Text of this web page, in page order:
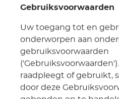
Gebruiksvoorwaarden
Uw toegang tot en
onderworpen aan
gebruiksvoorwaarden
raadpleegt of gebruikt,
door deze